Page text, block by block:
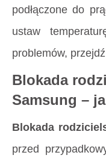
podłączone do
ustaw
problemów,
Blokada
Samsung –
Blokada
przed